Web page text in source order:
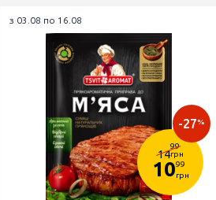
з 03.08 по 16.08
14
99
грн
1099
грн
-27%